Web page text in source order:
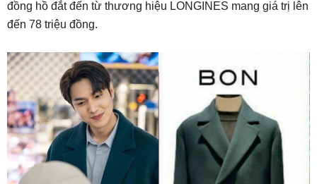
đồng hồ đắt đến từ thương hiệu LONGINES mang giá trị lên
đến 78 triệu đồng.